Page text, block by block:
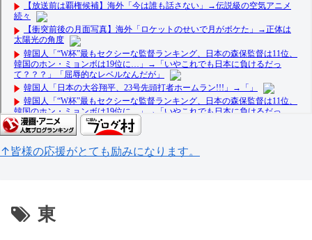
↑皆様の応援がとても励みになります。
東